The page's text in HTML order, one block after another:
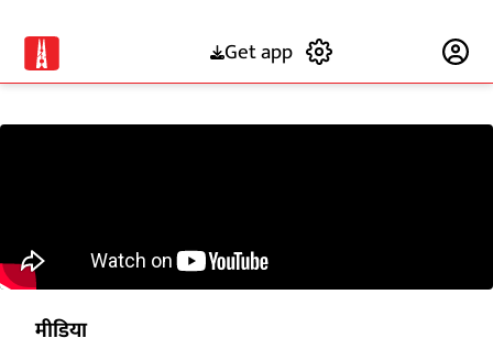
Get app
मीडिया